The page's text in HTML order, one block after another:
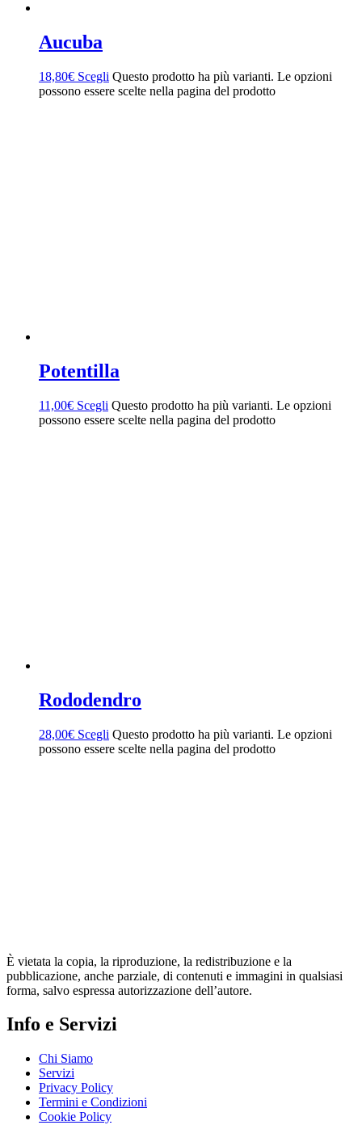
Aucuba
18,80€ Scegli Questo prodotto ha più varianti. Le opzioni
possono essere scelte nella pagina del prodotto
Potentilla
11,00€ Scegli Questo prodotto ha più varianti. Le opzioni
possono essere scelte nella pagina del prodotto
Rododendro
28,00€ Scegli Questo prodotto ha più varianti. Le opzioni
possono essere scelte nella pagina del prodotto
È vietata la copia, la riproduzione, la redistribuzione e la
pubblicazione, anche parziale, di contenuti e immagini in qualsiasi
forma, salvo espressa autorizzazione dell’autore.
Info e Servizi
Chi Siamo
Servizi
Privacy Policy
Termini e Condizioni
Cookie Policy